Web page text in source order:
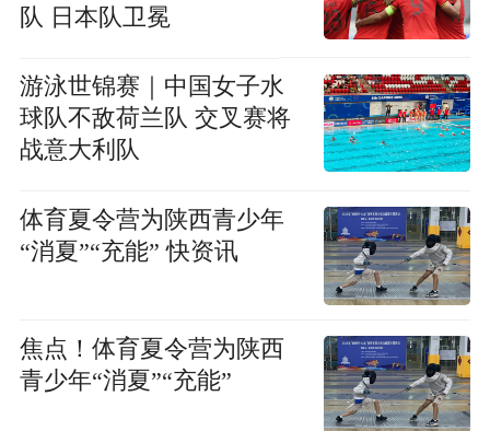
队 日本队卫冕
游泳世锦赛｜中国女子水
球队不敌荷兰队 交叉赛将
战意大利队
体育夏令营为陕西青少年
“消夏”“充能” 快资讯
焦点！体育夏令营为陕西
青少年“消夏”“充能”